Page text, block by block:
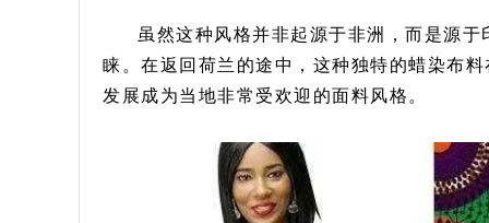
虽然这种风格并非起源于非洲，而是源
睐。在返回荷兰的途中，这种独特的蜡染布
发展成为当地非常受欢迎的面料风格。